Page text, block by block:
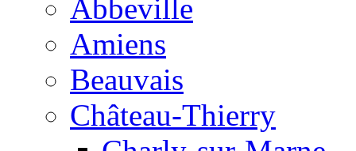
Abbeville
Amiens
Beauvais
Château-Thierry